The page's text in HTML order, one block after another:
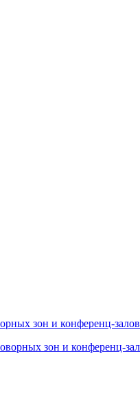
зон и конференц-залов